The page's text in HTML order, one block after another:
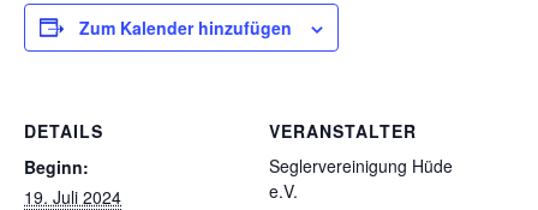
Zum Kalender hinzufügen
DETAILS
Beginn:
19. Juli 2024
VERANSTALTER
Seglervereinigung Hüde
e.V.